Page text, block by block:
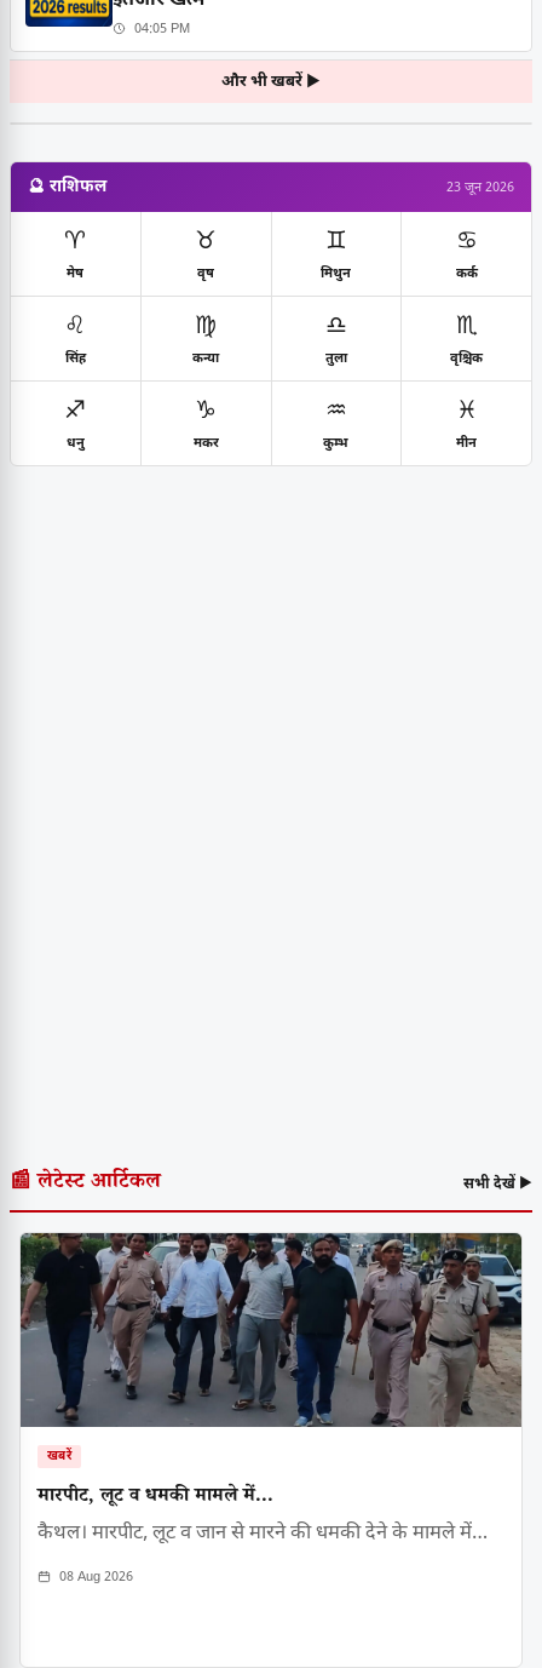
04:05 PM
और भी खबरें ▶
🔮 राशिफल 23 जून 2026
♈
मेष
♉
वृष
♊
मिथुन
♋
कर्क
♌
सिंह
♍
कन्या
♎
तुला
♏
वृश्चिक
♐
धनु
♑
मकर
♒
कुम्भ
♓
मीन
📰 लेटेस्ट आर्टिकल सभी देखें ▶
खबरें
मारपीट, लूट व धमकी मामले में...
कैथल। मारपीट, लूट व जान से मारने की धमकी देने के मामले में…
08 Aug 2026